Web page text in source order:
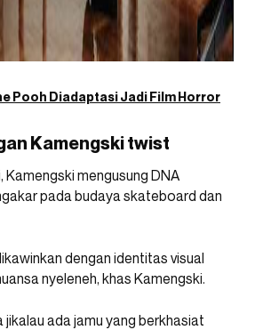
Pooh Diadaptasi Jadi Film Horror
Kamengski twist
mengusung DNA
pada budaya skateboard dan
dengan identitas visual
nyeleneh, khas Kamengski.
jikalau ada jamu yang berkhasiat